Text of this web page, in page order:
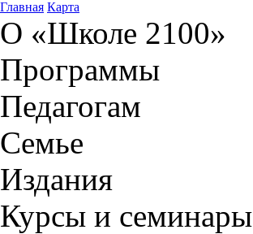
Главная Карта
О «Школе 2100»
Программы
Педагогам
Семье
Издания
Курсы и семинары